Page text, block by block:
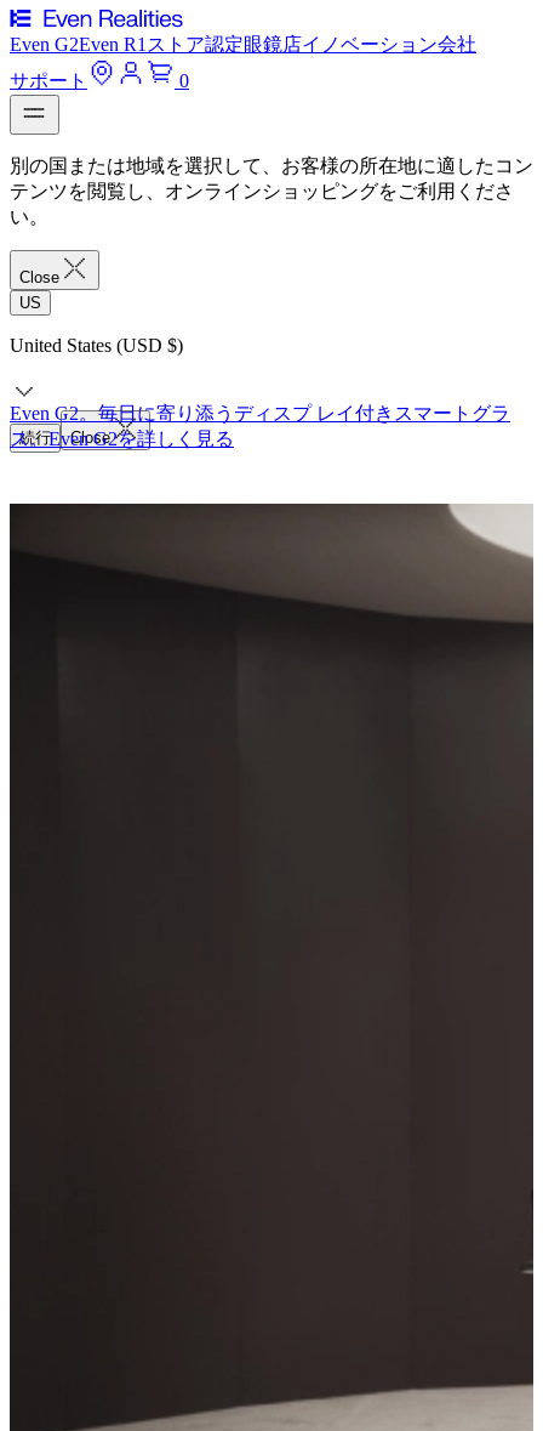
Even G2Even R1 ストア認定眼鏡店イノベーション会社
サポート
0
別の国または地域を選択して、お客様の所在地に適したコン
テンツを閲覧し、オンラインショッピングをご利用くださ
い。
Close
US
United States (USD $)
続行 Close
Even G2。毎日に寄り添うディスプ レイ付きスマートグラ
ス。Even G2を詳しく見る